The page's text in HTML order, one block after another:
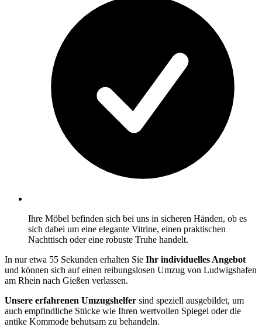
Ihre Möbel befinden sich bei uns in sicheren Händen, ob es
sich dabei um eine elegante Vitrine, einen praktischen
Nachttisch oder eine robuste Truhe handelt.
In nur etwa 55 Sekunden erhalten Sie Ihr individuelles Angebot
und können sich auf einen reibungslosen Umzug von Ludwigshafen
am Rhein nach Gießen verlassen.
Unsere erfahrenen Umzugshelfer sind speziell ausgebildet, um
auch empfindliche Stücke wie Ihren wertvollen Spiegel oder die
antike Kommode behutsam zu behandeln.